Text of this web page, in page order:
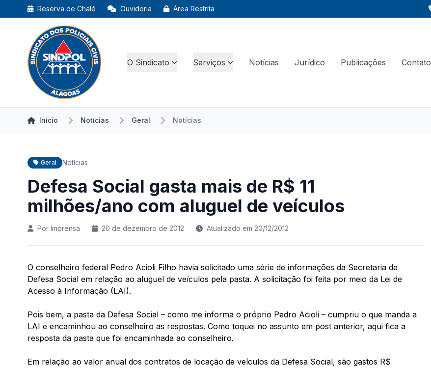
Reserva de Chalé Ouvidoria Área Restrita
O Sindicato Serviços Notícias Jurídico Publicações Contato
Início Notícias Geral Notícias
Geral Notícias
Defesa Social gasta mais de R$ 11
milhões/ano com aluguel de veículos
Por Imprensa 20 de dezembro de 2012 Atualizado em 20/12/2012
O conselheiro federal Pedro Acioli Filho havia solicitado uma série de informações da Secretaria de
Defesa Social em relação ao aluguel de veículos pela pasta. A solicitação foi feita por meio da Lei de
Acesso à Informação (LAI).
Pois bem, a pasta da Defesa Social – como me informa o próprio Pedro Acioli – cumpriu o que manda a
LAI e encaminhou ao conselheiro as respostas. Como toquei no assunto em post anterior, aqui fica a
resposta da pasta que foi encaminhada ao conselheiro.
Em relação ao valor anual dos contratos de locação de veículos da Defesa Social, são gastos R$